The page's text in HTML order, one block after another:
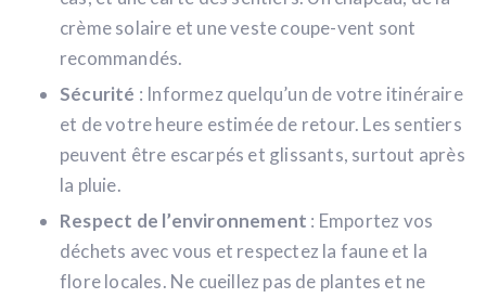
crème solaire et une veste coupe-vent sont
recommandés.
Sécurité : Informez quelqu’un de votre itinéraire
et de votre heure estimée de retour. Les sentiers
peuvent être escarpés et glissants, surtout après
la pluie.
Respect de l’environnement : Emportez vos
déchets avec vous et respectez la faune et la
flore locales. Ne cueillez pas de plantes et ne